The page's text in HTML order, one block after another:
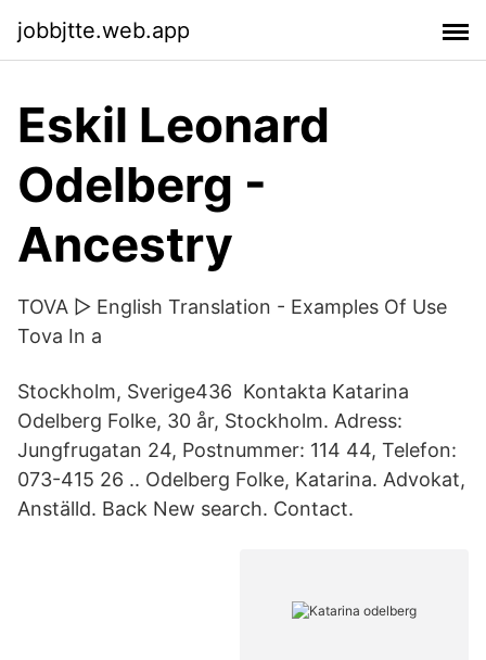
jobbjtte.web.app
Eskil Leonard
Odelberg -
Ancestry
TOVA ▷ English Translation - Examples Of Use
Tova In a
Stockholm, Sverige436 Kontakta Katarina
Odelberg Folke, 30 år, Stockholm. Adress:
Jungfrugatan 24, Postnummer: 114 44, Telefon:
073-415 26 .. Odelberg Folke, Katarina. Advokat,
Anställd. Back New search. Contact.